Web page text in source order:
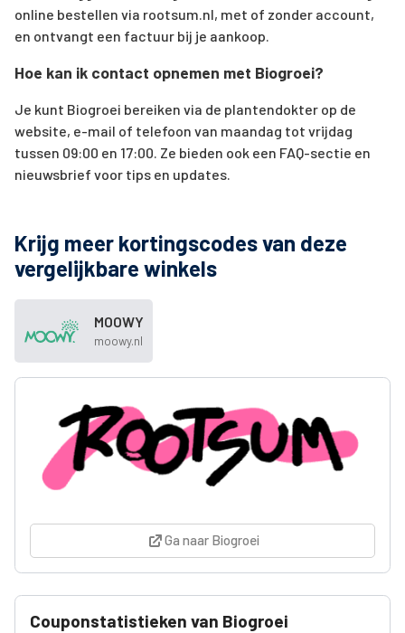
online bestellen via rootsum.nl, met of zonder account,
en ontvangt een factuur bij je aankoop.
Hoe kan ik contact opnemen met Biogroei?
Je kunt Biogroei bereiken via de plantendokter op de
website, e-mail of telefoon van maandag tot vrijdag
tussen 09:00 en 17:00. Ze bieden ook een FAQ-sectie en
nieuwsbrief voor tips en updates.
Krijg meer kortingscodes van deze
vergelijkbare winkels
MOOWY
moowy.nl
Ga naar Biogroei
Couponstatistieken van Biogroei